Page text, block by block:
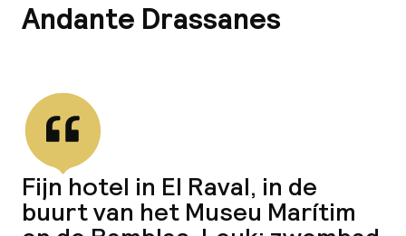
Andante Drassanes
Fijn hotel in El Raval, in de
buurt van het Museu Marítim